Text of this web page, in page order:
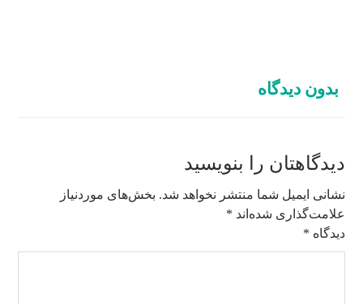
بدون دیدگاه
دیدگاهتان را بنویسید
نشانی ایمیل شما منتشر نخواهد شد. بخش‌های موردنیاز
علامت‌گذاری شده‌اند *
دیدگاه *